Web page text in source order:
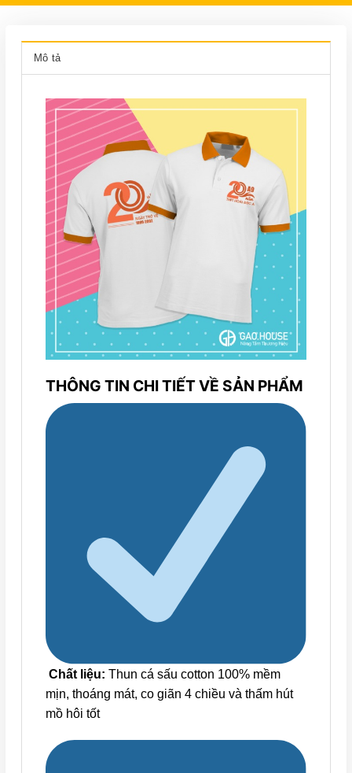
Mô tả
THÔNG TIN CHI TIẾT VỀ SẢN PHẨM
Chất liệu: Thun cá sấu cotton 100% mềm
mịn, thoáng mát, co giãn 4 chiều và thấm hút
mồ hôi tốt